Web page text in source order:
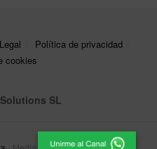
Política de privacidad
cookies
SL